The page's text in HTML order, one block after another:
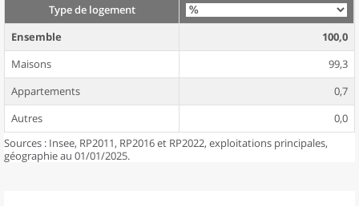
Type de logement
Ensemble
100,0
Maisons
99,3
Appartements
0,7
Autres
0,0
Sources : Insee, RP2011, RP2016 et RP2022, exploitations principales,
géographie au 01/01/2025.